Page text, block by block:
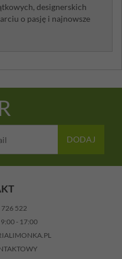
designerskich
o pasję i najnowsze
DODAJ
726 522
9:00 - 17:00